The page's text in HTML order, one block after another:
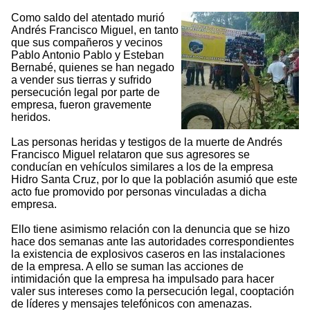
Como saldo del atentado murió
Andrés Francisco Miguel, en tanto
que sus compañeros y vecinos
Pablo Antonio Pablo y Esteban
Bernabé, quienes se han negado
a vender sus tierras y sufrido
persecución legal por parte de
empresa, fueron gravemente
heridos.
Las personas heridas y testigos de la muerte de Andrés
Francisco Miguel relataron que sus agresores se
conducían en vehículos similares a los de la empresa
Hidro Santa Cruz, por lo que la población asumió que este
acto fue promovido por personas vinculadas a dicha
empresa.
Ello tiene asimismo relación con la denuncia que se hizo
hace dos semanas ante las autoridades correspondientes
la existencia de explosivos caseros en las instalaciones
de la empresa. A ello se suman las acciones de
intimidación que la empresa ha impulsado para hacer
valer sus intereses como la persecución legal, cooptación
de líderes y mensajes telefónicos con amenazas.